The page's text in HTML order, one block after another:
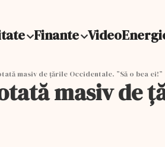
Finante Video
masiv de țările Occidentale. ”Să o bea ei!”
masiv de